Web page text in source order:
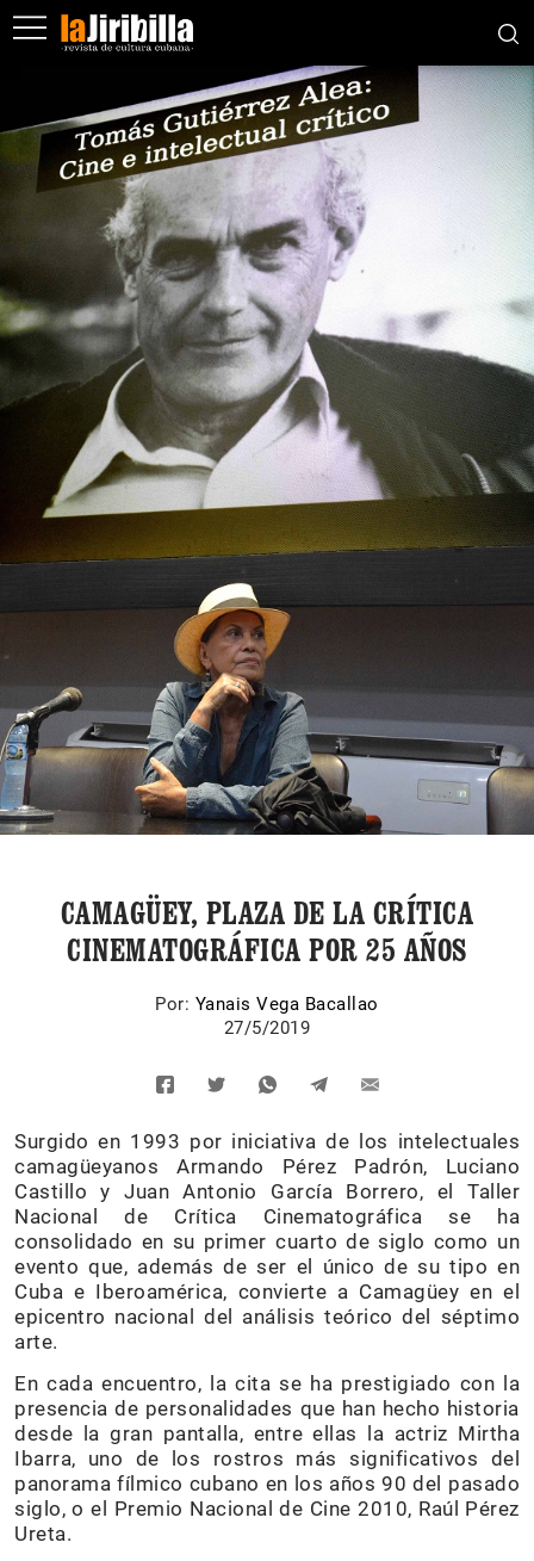
CAMAGÜEY, PLAZA DE LA CRÍTICA
CINEMATOGRÁFICA POR 25 AÑOS
Por: Yanais Vega Bacallao
27/5/2019
Surgido en 1993 por iniciativa de los intelectuales
camagüeyanos Armando Pérez Padrón, Luciano
Castillo y Juan Antonio García Borrero, el Taller
Nacional de Crítica Cinematográfica se ha
consolidado en su primer cuarto de siglo como un
evento que, además de ser el único de su tipo en
Cuba e Iberoamérica, convierte a Camagüey en el
epicentro nacional del análisis teórico del séptimo
arte.
En cada encuentro, la cita se ha prestigiado con la
presencia de personalidades que han hecho historia
desde la gran pantalla, entre ellas la actriz Mirtha
Ibarra, uno de los rostros más significativos del
panorama fílmico cubano en los años 90 del pasado
siglo, o el Premio Nacional de Cine 2010, Raúl Pérez
Ureta.